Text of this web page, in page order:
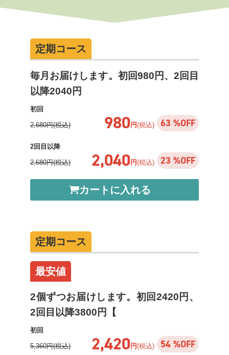
定期コース
毎月お届けします。初回980円、2回目
以降2040円
初回
2,680円(税込) 980 円(税込) 63 %OFF
2回目以降
2,680円(税込) 2,040 円(税込) 23 %OFF
カートに入れる
定期コース
最安値
2個ずつお届けします。初回2420円、
2回目以降3800円【
初回
5,360円(税込) 2,420 円(税込) 54 %OFF